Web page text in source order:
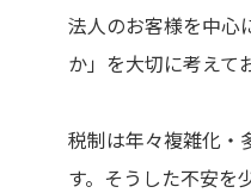
法人のお客様を中心
か」を大切に考えて
税制は年々複雑化・
す。そうした不安を